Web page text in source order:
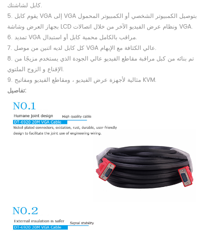
كابل لشاشتك.
5. يقوم كابل VGA إلى VGA بتوصيل الكمبيوتر الشخصي أو الكمبيوتر المحمول
بجهاز العرض وشاشة LCD ونظام عرض الفيديو الآخر من خلال اتصالات VGA.
6. تمديد VGA مراقب بالكامل محمية كابل أو استبدال.
7. كل كابل لديه اثنين من موصل VGA عالي الكثافة مع الإبهام.
8. تم بنائه من كبل مراقبة مقاطع الفيديو عالي الجودة الذي يستخدم مزيجًا من
الإقناع و الزوج الملتوي.
9. مثالية لأجهزة عرض الفيديو ، ومقاطع الفيديو ومفاتيح KVM.
تفاصيل: